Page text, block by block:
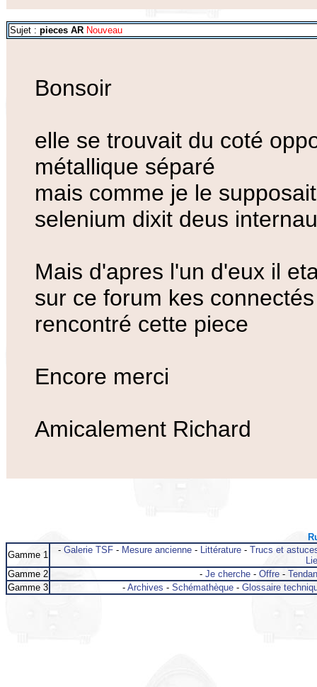
Sujet : pieces AR Nouveau
Bonsoir
elle se trouvait du coté
métallique séparé
mais comme je le
selenium dixit deus
Mais d'apres l'un d'eux il
sur ce forum kes
rencontré cette piece
Encore merci
Amicalement Richard
Gamme 1
- Galerie TSF- Mesure ancienne- Littérature- Trucs et
Gamme 2
- Je cherche- Offre-
Gamme 3
- Archives - Schémathèque- Glossaire